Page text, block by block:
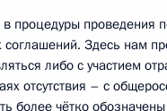
вопросам
14:30 Московская
процедуры проведения
Здесь нам
либо с участием
отсутствия – с
более чётко